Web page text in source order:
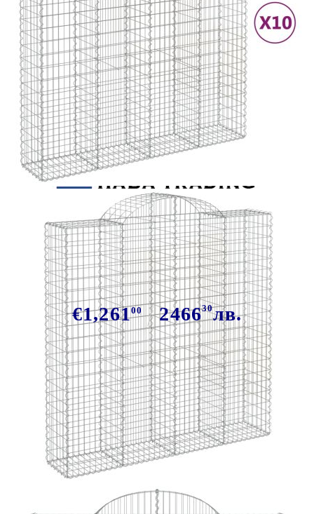
Сподели Tweet
Габиони кошници арка 10 бр
200x50x200/220 см поцинковано
желязо
€1,26100 246630лв.
В наличност: 2 бр.
Време за доставка: 5 до 9 дни
Безплатна доставка до адрес при плащане по банков път
Сребрист
Поцинковано желядо